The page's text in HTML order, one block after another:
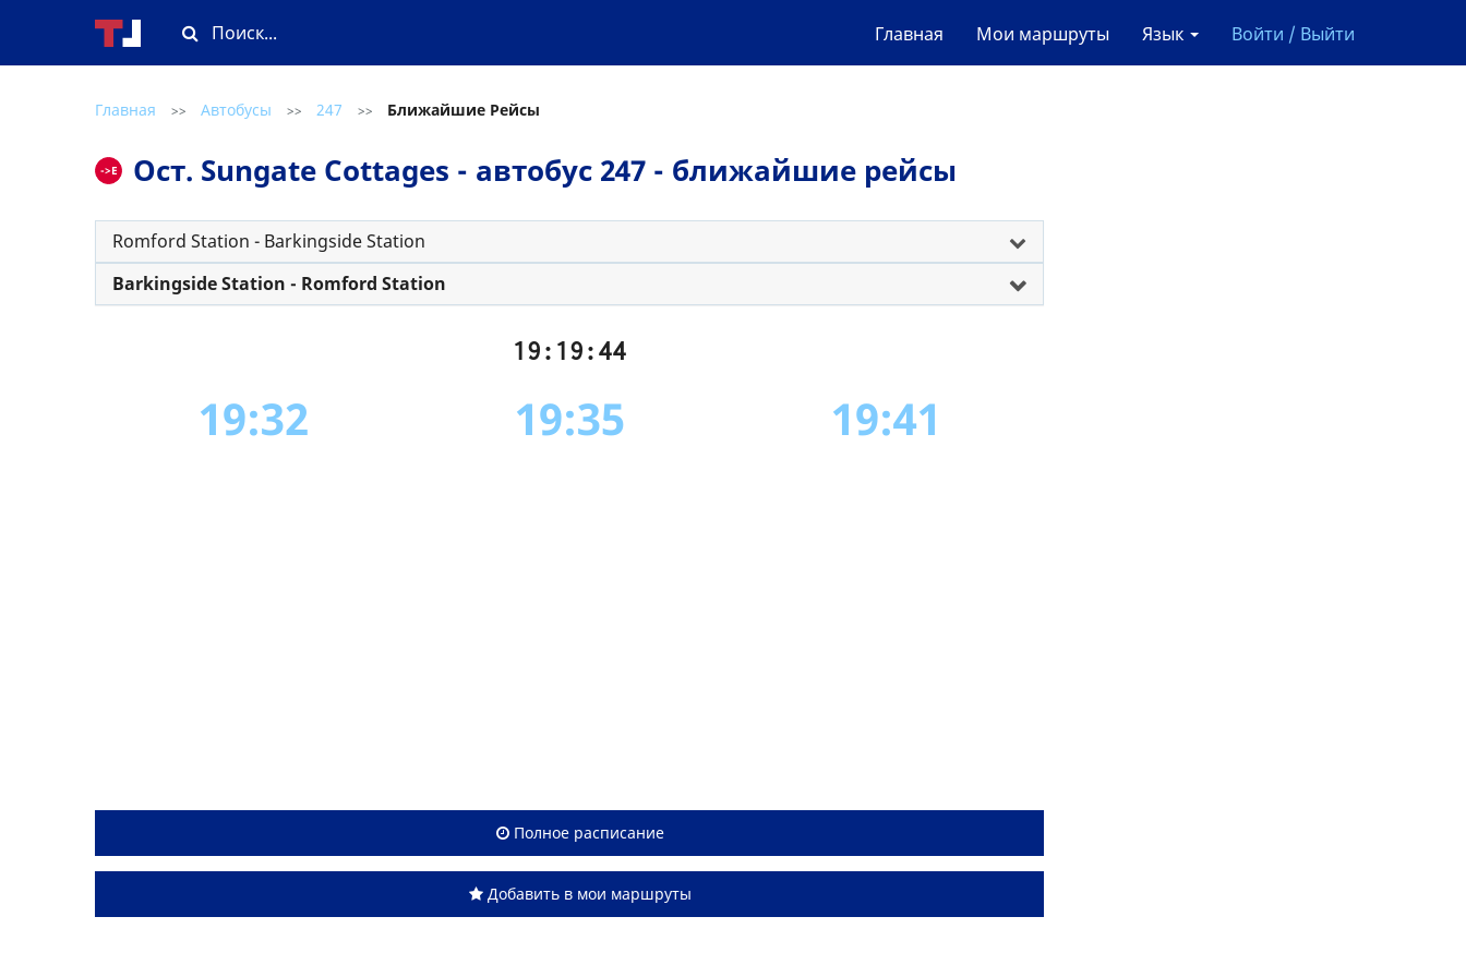
Главная Мои маршруты Язык Войти / Выйти
Главная >> Автобусы >> 247 >> Ближайшие Рейсы
->E Ост. Sungate Cottages - автобус 247 - ближайшие рейсы
Romford Station - Barkingside Station
Barkingside Station - Romford Station
19:19:45
19:32 19:35 19:41
Полное расписание
Добавить в мои маршруты